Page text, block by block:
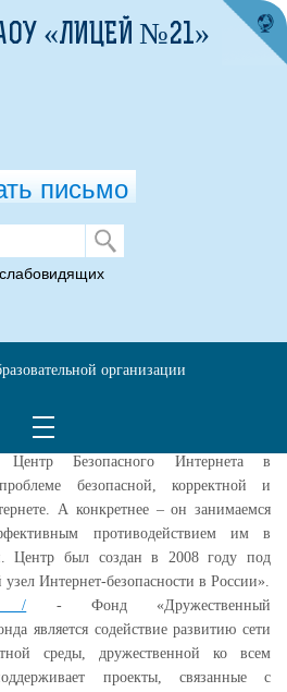
сайты
Безопасного Интернета в
безопасной, корректной и
А конкретнее – он занимаемся
противодействием им в
Центр был создан в 2008 году под
Интернет-безопасности в России».
/ - Фонд «Дружественный
является содействие развитию сети
среды, дружественной ко всем
проекты, связанные с
«ЛИЦЕЙ №21»
письмо
организации